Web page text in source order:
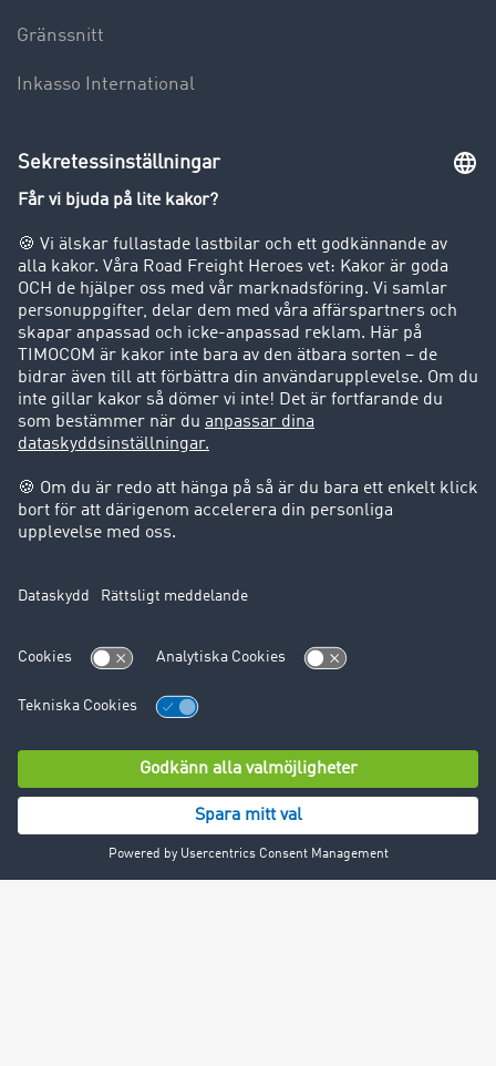
Gränssnitt
Inkasso International
Information
Blogg
Nyhetsrum
Transportbarometer
Transportlexikon
Inblick i fraktbörsen
Körförbud för lastbilar
Företag